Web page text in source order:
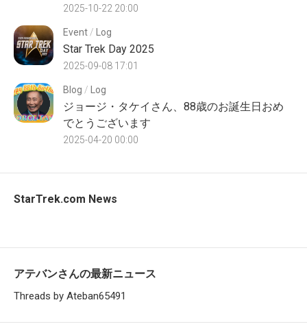
2025-10-22 20:00
Event / Log
Star Trek Day 2025
2025-09-08 17:01
Blog / Log
ジョージ・タケイさん、88歳のお誕生日おめ
でとうございます
2025-04-20 00:00
StarTrek.com News
アテバンさんの最新ニュース
Threads by Ateban65491